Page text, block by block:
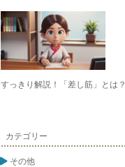
すっきり解説！「差し筋」とは？
カテゴリー
その他